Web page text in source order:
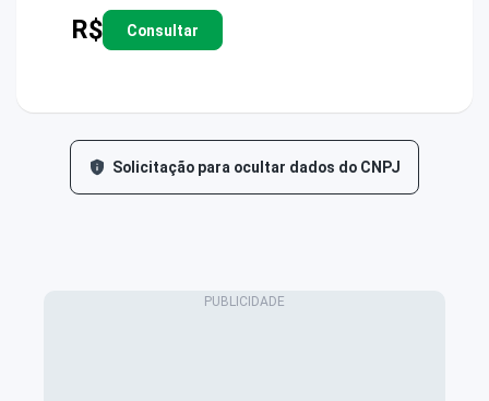
R$ Consultar
Solicitação para ocultar dados do CNPJ